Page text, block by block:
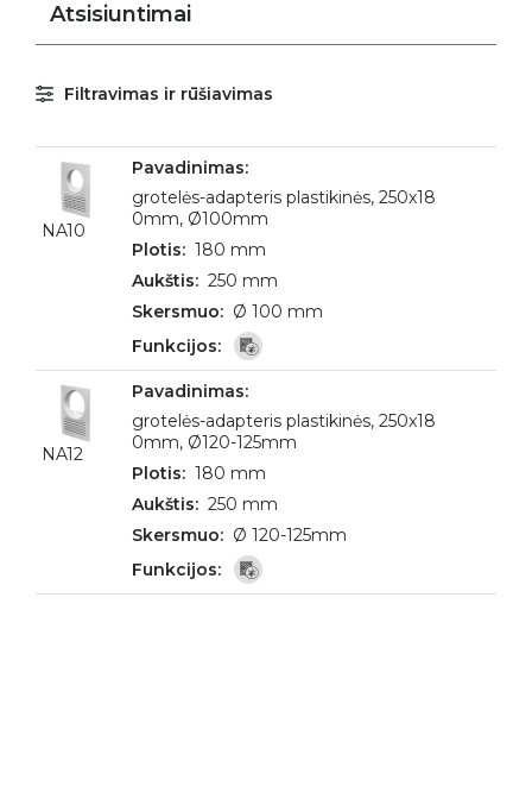
Atsisiuntimai
Filtravimas ir rūšiavimas
NA10
grotelės-adapteris plastikinės, 250x18
0mm, Ø100mm
180 mm
250 mm
Ø 100 mm
NA12
grotelės-adapteris plastikinės, 250x18
0mm, Ø120-125mm
180 mm
250 mm
Ø 120-125mm